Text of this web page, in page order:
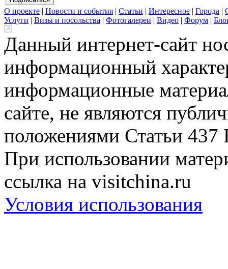
О проекте | Новости и события | Статьи | Интересное | Города |
Услуги | Визы и посольства | Фотогалереи | Видео | Форум |
Данный интернет-сайт
информационный
информационные
сайте, не являются
положениями Статьи 437
При использовании
ссылка на visitchina.ru
Условия использования